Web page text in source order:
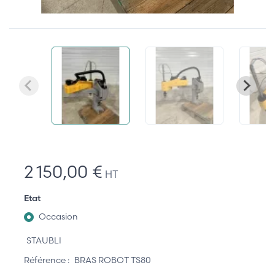
2 150,00 € HT
Etat
Occasion
STAUBLI
Référence : BRAS ROBOT TS80